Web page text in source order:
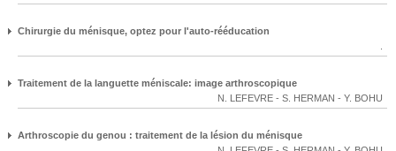
Chirurgie du ménisque, optez pour l'auto-rééducation
Traitement de la languette méniscale: image arthroscopique
N. LEFEVRE - S. HERMAN - Y. BOHU
Arthroscopie du genou : traitement de la lésion du ménisque